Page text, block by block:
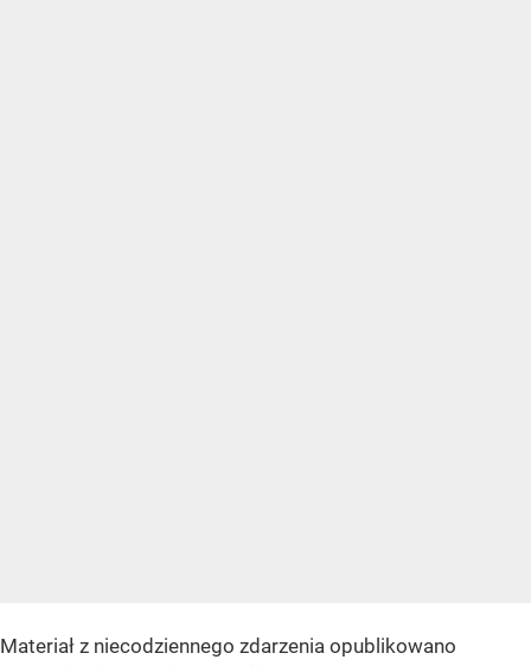
Materiał z niecodziennego zdarzenia opublikowano